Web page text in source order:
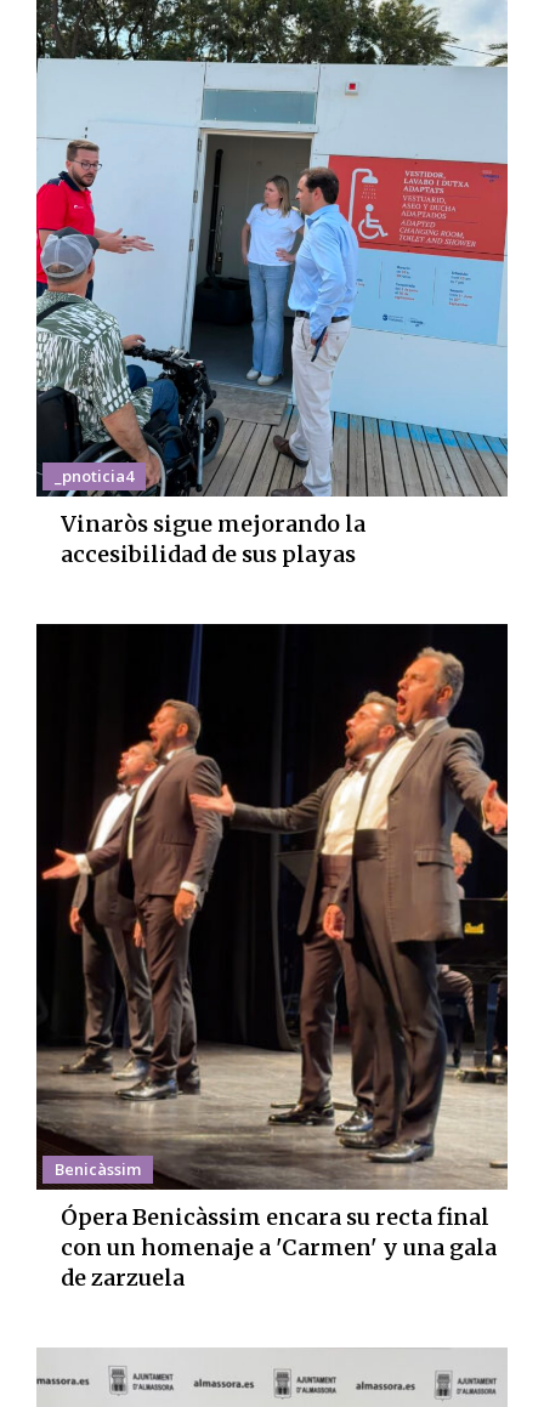
_pnoticia4
Vinaròs sigue mejorando la
accesibilidad de sus playas
Benicàssim
Ópera Benicàssim encara su recta final
con un homenaje a 'Carmen' y una gala
de zarzuela